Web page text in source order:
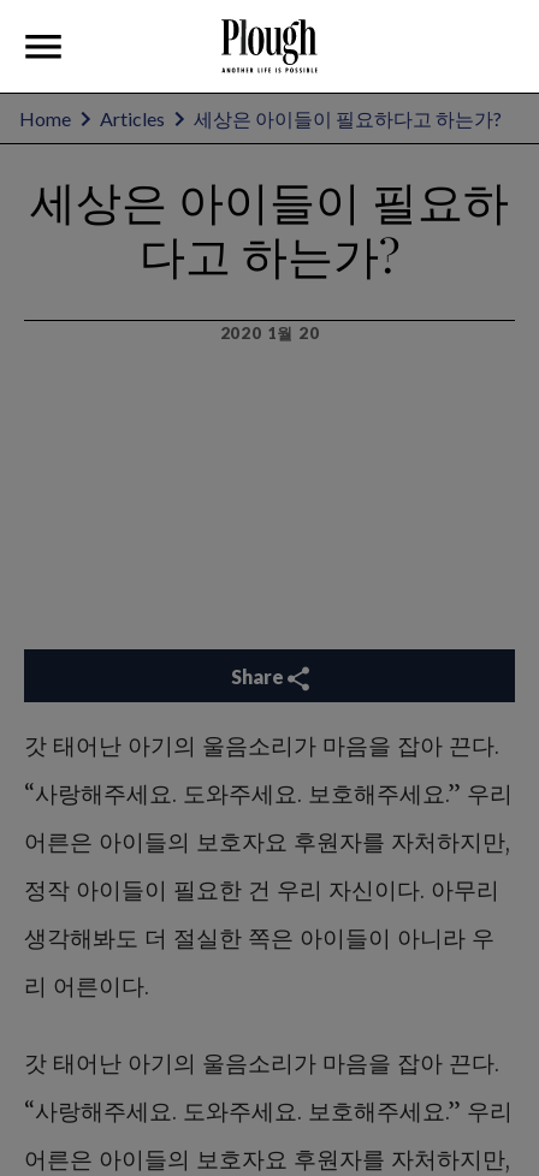
Home Articles 세상은 아이들이 필요하다고 하는가?
세상은 아이들이 필요하
다고 하는가?
2020 1월 20
Share
갓 태어난 아기의 울음소리가 마음을 잡아 끈다.
“사랑해주세요. 도와주세요. 보호해주세요.” 우리
어른은 아이들의 보호자요 후원자를 자처하지만,
정작 아이들이 필요한 건 우리 자신이다. 아무리
생각해봐도 더 절실한 쪽은 아이들이 아니라 우
리 어른이다.
갓 태어난 아기의 울음소리가 마음을 잡아 끈다.
“사랑해주세요. 도와주세요. 보호해주세요.” 우리
어른은 아이들의 보호자요 후원자를 자처하지만,